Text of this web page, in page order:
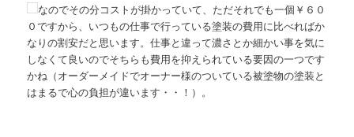
なのでその分コストが掛かっていて、ただそれでも一個￥６０
０ですから、いつもの仕事で行っている塗装の費用に比べればか
なりの割安だと思います。仕事と違って濃さとか細かい事を気に
しなくて良いのでそちらも費用を抑えられている要因の一つです
かね（オーダーメイドでオーナー様のついている被塗物の塗装と
はまるで心の負担が違います・・！）。